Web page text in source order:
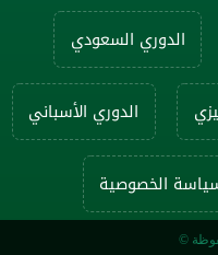
الدوري السعودي
الدوري الأسباني
الخصوصية
©